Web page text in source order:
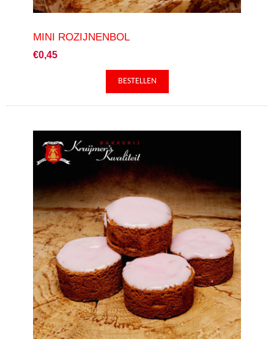
MINI ROZIJNENBOL
€0,45